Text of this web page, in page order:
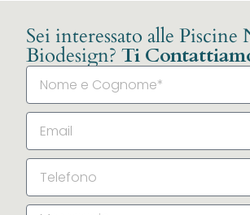
Sei interessato alle Piscine
Biodesign? Ti